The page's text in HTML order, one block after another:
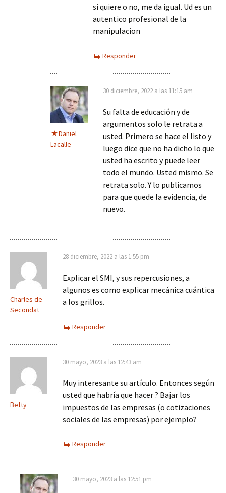
si quiere o no, me da igual. Ud es un
autentico profesional de la
manipulacion
Responder
Daniel
Lacalle
30 diciembre, 2022 a las 11:15 am
Su falta de educación y de
argumentos solo le retrata a
usted. Primero se hace el listo y
luego dice que no ha dicho lo que
usted ha escrito y puede leer
todo el mundo. Usted mismo. Se
retrata solo. Y lo publicamos
para que quede la evidencia, de
nuevo.
Charles de
Secondat
28 diciembre, 2022 a las 1:55 pm
Explicar el SMI, y sus repercusiones, a
algunos es como explicar mecánica cuántica
a los grillos.
Responder
Betty
30 mayo, 2023 a las 12:43 am
Muy interesante su artículo. Entonces según
usted que habría que hacer ? Bajar los
impuestos de las empresas (o cotizaciones
sociales de las empresas) por ejemplo?
Responder
30 mayo, 2023 a las 12:51 pm